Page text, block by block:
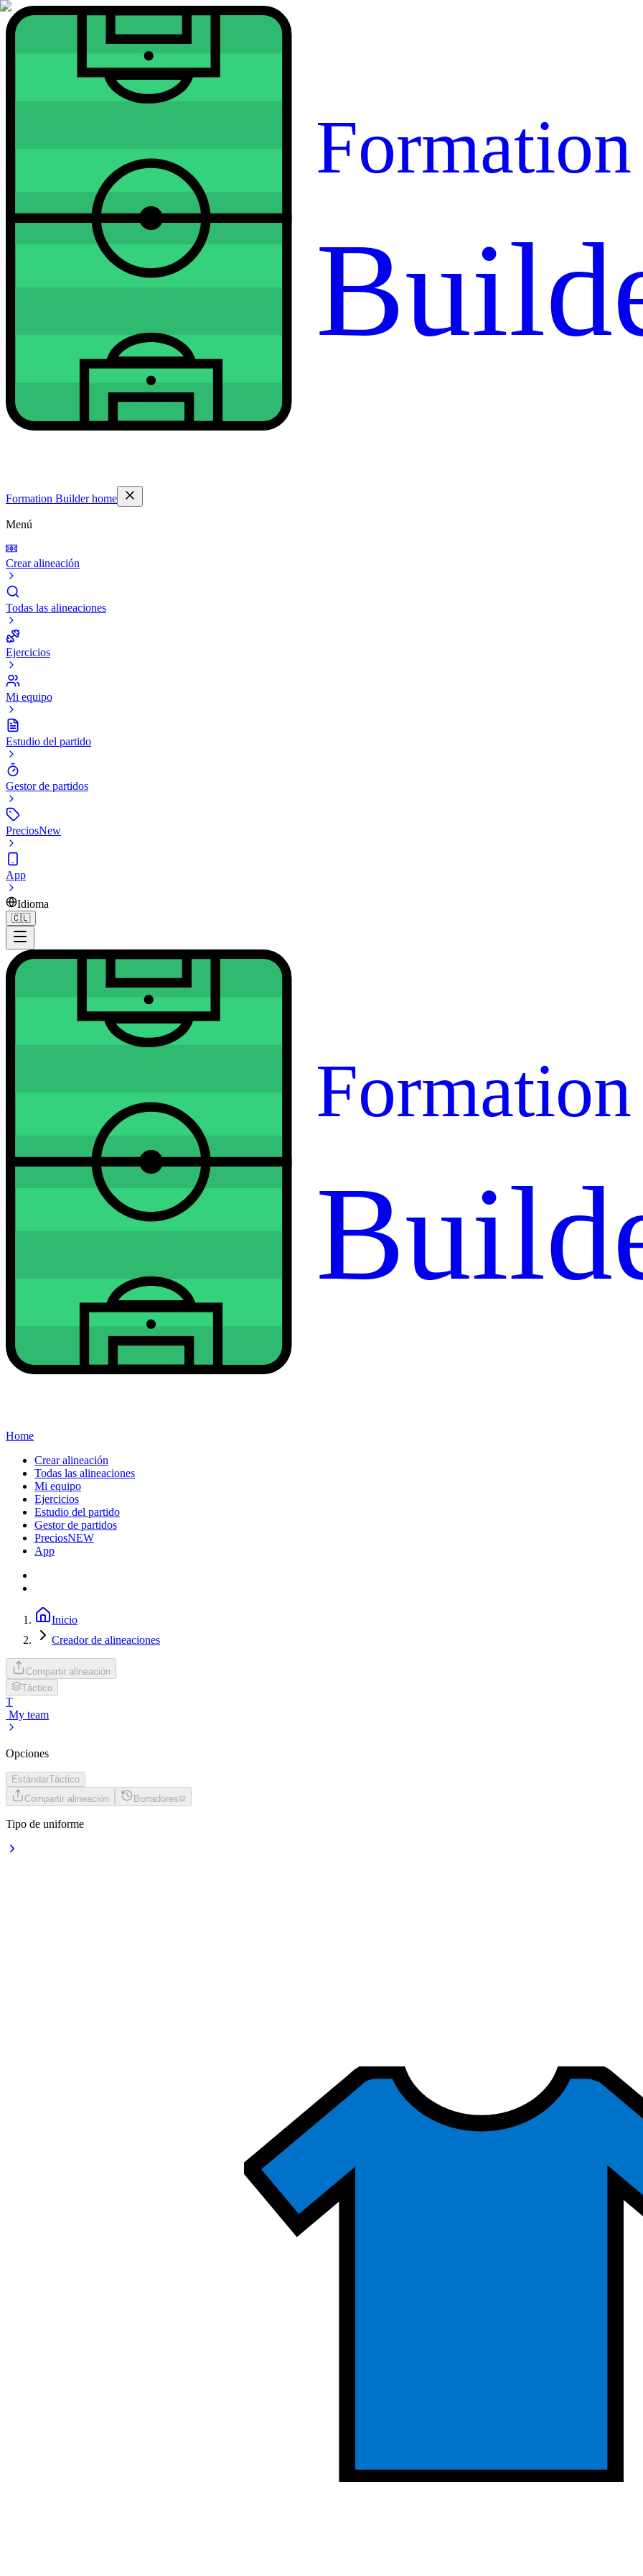
Formation
Formation Builder home
Menú
Crear alineación
Todas las alineaciones
Ejercicios
Mi equipo
Estudio del partido
Gestor de partidos
PreciosNew
App
Idioma
🇨🇱
Formation
Home
Crear alineación
Todas las alineaciones
Mi equipo
Ejercicios
Estudio del partido
Gestor de partidos
PreciosNEW
App
Inicio
Creador de alineaciones
Compartir alineación
Táctico
T
My team
Opciones
EstándarTáctico
Compartir alineación
Borradores
Tipo de uniforme